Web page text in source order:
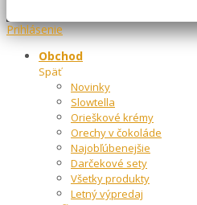
Prihlásenie
Obchod
Späť
Novinky
Slowtella
Orieškové krémy
Orechy v čokoláde
Najobľúbenejšie
Darčekové sety
Všetky produkty
Letný výpredaj